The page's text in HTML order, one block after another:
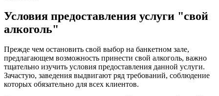
Условия предоставления услуги "свой
алкоголь"
Прежде чем остановить свой выбор на банкетном зале,
предлагающем возможность принести свой алкоголь, важно
тщательно изучить условия предоставления данной услуги.
Зачастую, заведения выдвигают ряд требований, соблюдение
которых обязательно для всех клиентов.